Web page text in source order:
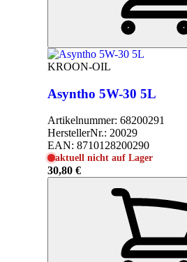
KROON-OIL
Asyntho 5W-30 5L
Artikelnummer: 68200291
HerstellerNr.: 20029
EAN: 8710128200290
aktuell nicht auf Lager
30,80 €